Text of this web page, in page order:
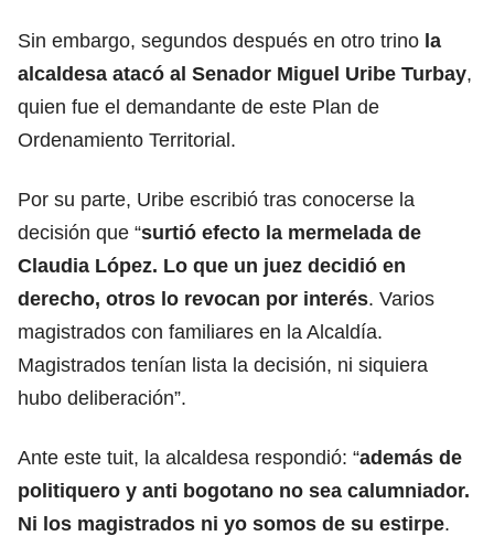
Sin embargo, segundos después en otro trino la
alcaldesa atacó al Senador Miguel Uribe Turbay,
quien fue el demandante de este Plan de
Ordenamiento Territorial.
Por su parte, Uribe escribió tras conocerse la
decisión que “surtió efecto la mermelada de
Claudia López. Lo que un juez decidió en
derecho, otros lo revocan por interés. Varios
magistrados con familiares en la Alcaldía.
Magistrados tenían lista la decisión, ni siquiera
hubo deliberación”.
Ante este tuit, la alcaldesa respondió: “además de
politiquero y anti bogotano no sea calumniador.
Ni los magistrados ni yo somos de su estirpe.